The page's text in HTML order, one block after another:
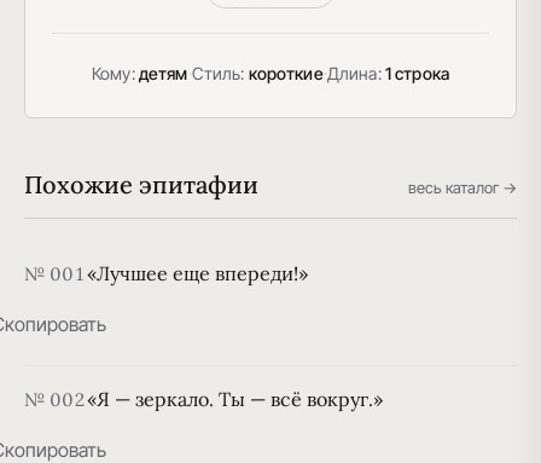
Кому:детям·Стиль: короткие·Длина:1 строка
Похожие эпитафии весь каталог →
№ 001 «Лучшее еще впереди!»
№ 002«Я — зеркало. Ты — всё вокруг.»